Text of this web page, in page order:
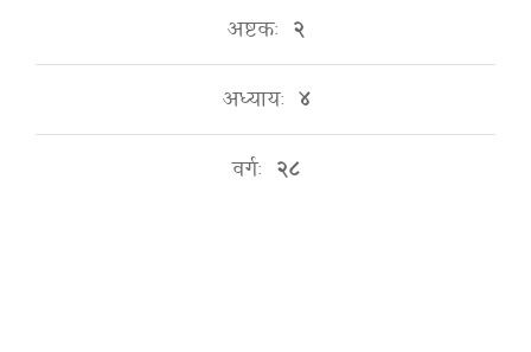
अष्टकः २
अध्यायः ४
वर्गः २८